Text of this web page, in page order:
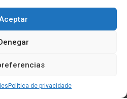
Política de privacidade